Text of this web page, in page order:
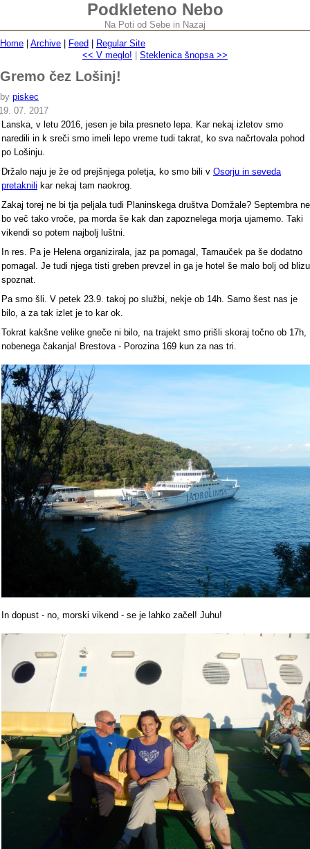
Podkleteno Nebo
Na Poti od Sebe in Nazaj
Home
Archive Feed
Regular Site
<< V meglo!
Steklenica šnopsa >>
Gremo čez Lošinj!
by piskec
07. 2017
Lanska, v letu 2016, jesen je bila presneto lepa. Kar nekaj izletov smo
naredili in k sreči smo imeli lepo vreme tudi takrat, ko sva načrtovala pohod
po Lošinju.
Držalo naju je že od prejšnjega poletja, ko smo bili v Osorju in seveda
pretaknili kar nekaj tam naokrog.
Zakaj torej ne bi tja peljala tudi Planinskega društva Domžale? Septembra ne
bo več tako vroče, pa morda še kak dan zapoznelega morja ujamemo. Taki
vikendi so potem najbolj luštni.
In res. Pa je Helena organizirala, jaz pa pomagal, Tamauček pa še dodatno
pomagal. Je tudi njega tisti greben prevzel in ga je hotel še malo bolj od blizu
spoznat.
Pa smo šli. V petek 23.9. takoj po službi, nekje ob 14h. Samo šest nas je
bilo, a za tak izlet je to kar ok.
Tokrat kakšne velike gneče ni bilo, na trajekt smo prišli skoraj točno ob 17h,
nobenega čakanja! Brestova - Porozina 169 kun za nas tri.
In dopust - no, morski vikend - se je lahko začel! Juhu!